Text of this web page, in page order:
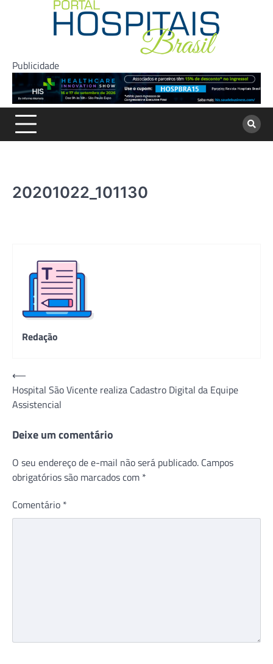
Publicidade
20201022_101130
Redação
Navegação
de
Post
⟵
Hospital São Vicente realiza Cadastro Digital da Equipe
Assistencial
Deixe um comentário
O seu endereço de e-mail não será publicado. Campos
obrigatórios são marcados com *
Comentário *